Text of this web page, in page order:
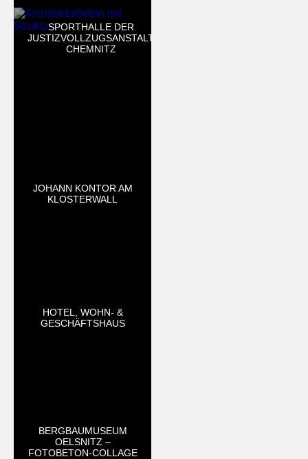
SPORTHALLE DER
JUSTIZVOLLZUGSANSTALT
CHEMNITZ
JOHANN KONTOR AM
KLOSTERWALL
HOTEL, WOHN- &
GESCHÄFTSHAUS
BERGBAUMUSEUM
OELSNITZ –
FOTOBETON-COLLAGE